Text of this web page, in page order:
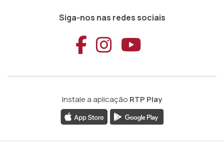
Siga-nos nas redes sociais
Aceder ao
Aceder ao
Aceder
Instale a aplicação RTP Play